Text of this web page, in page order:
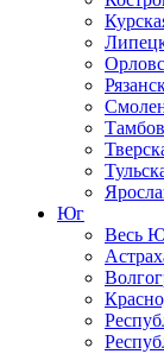
Юг
Весь